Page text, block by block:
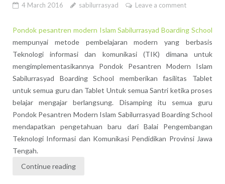
4 March 2016 sabilurrasyad Leave a comment
Pondok pesantren modern Islam Sabilurrasyad Boarding School
mempunyai metode pembelajaran modern yang berbasis
Teknologi informasi dan komunikasi (TIK) dimana untuk
mengimplementasikannya Pondok Pesantren Modern Islam
Sabilurrasyad Boarding School memberikan fasilitas Tablet
untuk semua guru dan Tablet Untuk semua Santri ketika proses
belajar mengajar berlangsung. Disamping itu semua guru
Pondok Pesantren Modern Islam Sabilurrasyad Boarding School
mendapatkan pengetahuan baru dari Balai Pengembangan
Teknologi Informasi dan Komunikasi Pendidikan Provinsi Jawa
Tengah.
Continue reading